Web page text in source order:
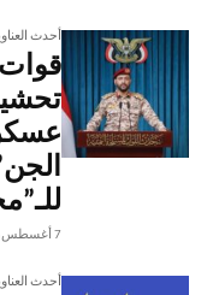
أحدث
7 أغسطس، 2026
أحدث